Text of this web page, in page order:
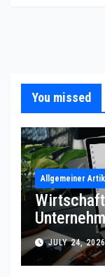
You missed
Allgemeiner
JULY 24,